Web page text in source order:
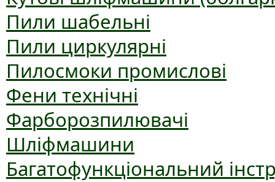
Пили шабельні
Пили циркулярні
Пилосмоки промислові
Фени технічні
Фарборозпилювачі
Шліфмашини
Багатофункціональний